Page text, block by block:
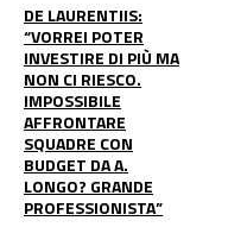
DE LAURENTIIS:
“VORREI POTER
INVESTIRE DI PIÙ MA
NON CI RIESCO.
IMPOSSIBILE
AFFRONTARE
SQUADRE CON
BUDGET DA A.
LONGO? GRANDE
PROFESSIONISTA”